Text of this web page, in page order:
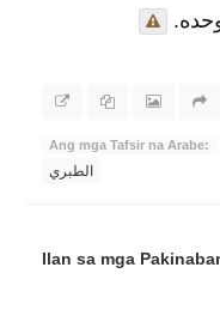
Ang mga Tafsir na Arabe:
الطبري
Ilan sa mga